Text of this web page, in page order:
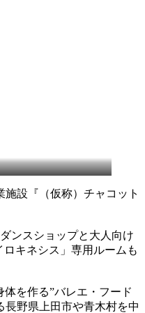
設『（仮称）チャコット
ンスショップと大人向け
キネシス」専用ルームも
を作る”バレエ・フード
野県上田市や青木村を中